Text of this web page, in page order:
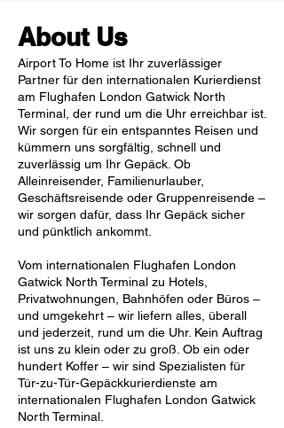
About Us
Airport To Home ist Ihr zuverlässiger
Partner für den internationalen Kurierdienst
am Flughafen London Gatwick North
Terminal, der rund um die Uhr erreichbar ist.
Wir sorgen für ein entspanntes Reisen und
kümmern uns sorgfältig, schnell und
zuverlässig um Ihr Gepäck. Ob
Alleinreisender, Familienurlauber,
Geschäftsreisende oder Gruppenreisende –
wir sorgen dafür, dass Ihr Gepäck sicher
und pünktlich ankommt.
Vom internationalen Flughafen London
Gatwick North Terminal zu Hotels,
Privatwohnungen, Bahnhöfen oder Büros –
und umgekehrt – wir liefern alles, überall
und jederzeit, rund um die Uhr. Kein Auftrag
ist uns zu klein oder zu groß. Ob ein oder
hundert Koffer – wir sind Spezialisten für
Tür-zu-Tür-Gepäckkurierdienste am
internationalen Flughafen London Gatwick
North Terminal.